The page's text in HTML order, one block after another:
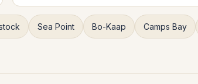
Camps Bay
Bo-Kaap
Sea Point